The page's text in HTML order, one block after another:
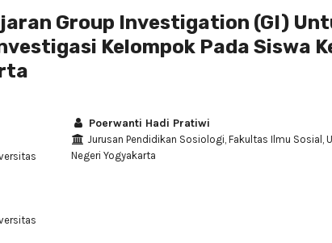
Group Investigation (GI)
Kelompok Pada Siswa
Poerwanti Hadi Pratiwi
Jurusan Pendidikan Sosiologi, Fakultas Ilmu Sosial,
Negeri Yogyakarta